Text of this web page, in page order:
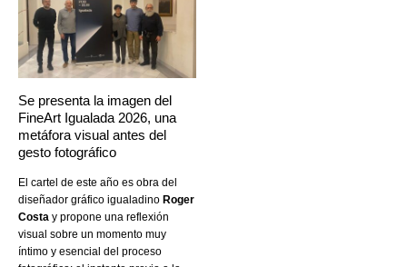
Se presenta la imagen del
FineArt Igualada 2026, una
metáfora visual antes del
gesto fotográfico
El cartel de este año es obra del
diseñador gráfico igualadino Roger
Costa y propone una reflexión
visual sobre un momento muy
íntimo y esencial del proceso